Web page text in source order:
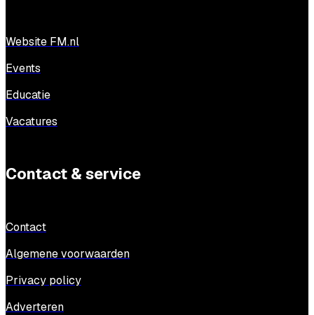
Website FM.nl
Events
Educatie
Vacatures
Contact & service
Contact
Algemene voorwaarden
Privacy policy
Adverteren